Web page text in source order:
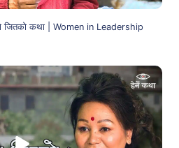
जितको कथा | Women in Leadership